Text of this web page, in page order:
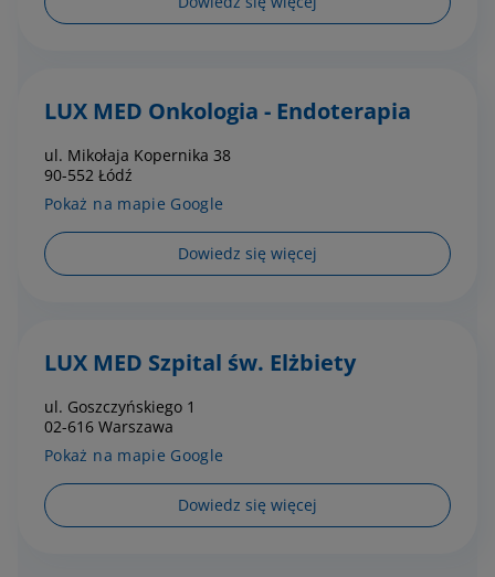
LUX MED Onkologia - Endoterapia
ul. Mikołaja Kopernika 38
90-552 Łódź
Pokaż na mapie Google
Dowiedz się więcej
LUX MED Szpital św. Elżbiety
ul. Goszczyńskiego 1
02-616 Warszawa
Pokaż na mapie Google
Dowiedz się więcej